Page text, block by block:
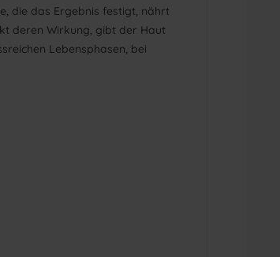
die das Ergebnis festigt, nährt
deren Wirkung, gibt der Haut
Lebensphasen, bei